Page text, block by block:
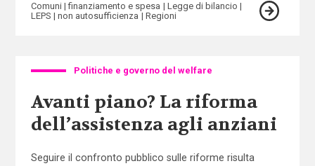
Comuni finanziamento e spesa
Legge di bilancio
LEPS
non autosufficienza Regioni
Politiche e governo del welfare
Avanti piano? La riforma
dell’assistenza agli anziani
Seguire il confronto pubblico sulle riforme risulta